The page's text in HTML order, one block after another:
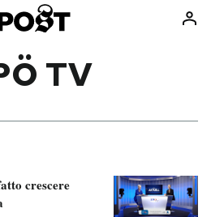
Consumismi
TV
crescere